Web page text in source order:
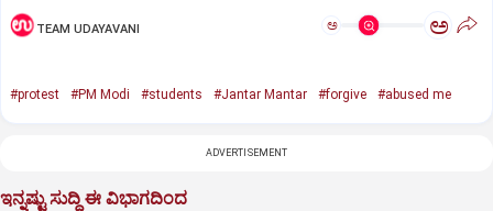
TEAM UDAYAVANI ಅ ಅ
#protest #PM Modi #students #Jantar Mantar #forgive #abused me
ADVERTISEMENT
ಇನ್ನಷ್ಟು ಸುದ್ದಿ ಈ ವಿಭಾಗದಿಂದ